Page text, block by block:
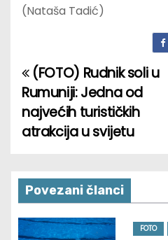
(Nataša Tadić)
P
o
s
n
a
(FOTO) Rudnik soli u
Rumuniji: Jedna od
najvećih turističkih
atrakcija u svijetu
Povezani članci
FOTO